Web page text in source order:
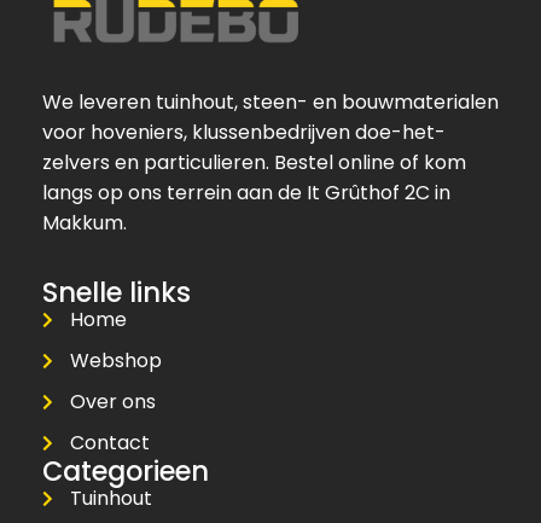
We leveren tuinhout, steen- en bouwmaterialen
voor hoveniers, klussenbedrijven doe-het-
zelvers en particulieren. Bestel online of kom
langs op ons terrein aan de It Grûthof 2C in
Makkum.
Snelle links
Home
Webshop
Over ons
Contact
Categorieen
Tuinhout